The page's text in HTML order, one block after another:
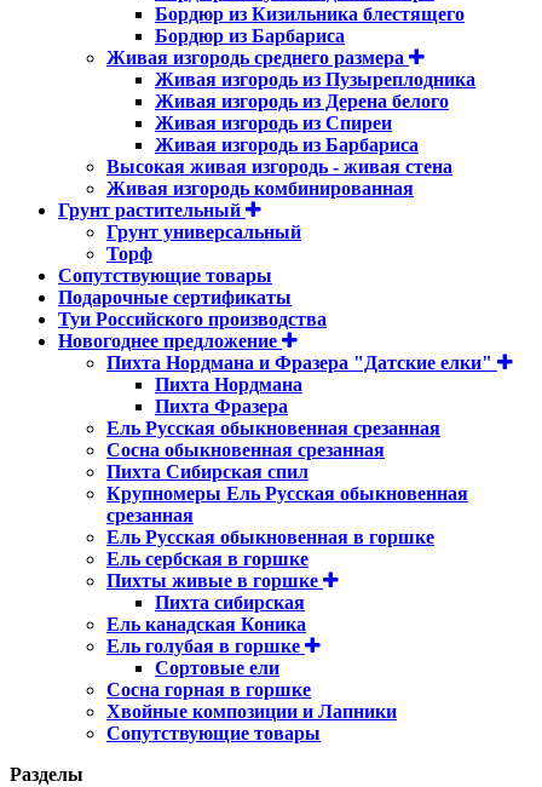
Бордюр из Кизильника блестящего
Бордюр из Барбариса
Живая изгородь среднего размера
Живая изгородь из Пузыреплодника
Живая изгородь из Дерена белого
Живая изгородь из Спиреи
Живая изгородь из Барбариса
Высокая живая изгородь - живая стена
Живая изгородь комбинированная
Грунт растительный
Грунт универсальный
Торф
Сопутствующие товары
Подарочные сертификаты
Туи Российского производства
Новогоднее предложение
Пихта Нордмана и Фразера "Датские елки"
Пихта Нордмана
Пихта Фразера
Ель Русская обыкновенная срезанная
Сосна обыкновенная срезанная
Пихта Сибирская спил
Крупномеры Ель Русская обыкновенная
срезанная
Ель Русская обыкновенная в горшке
Ель сербская в горшке
Пихты живые в горшке
Пихта сибирская
Ель канадская Коника
Ель голубая в горшке
Сортовые ели
Сосна горная в горшке
Хвойные композиции и Лапники
Сопутствующие товары
Разделы